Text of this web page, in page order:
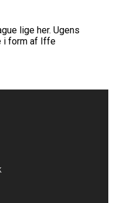
lige her. Ugens
i form af Iffe